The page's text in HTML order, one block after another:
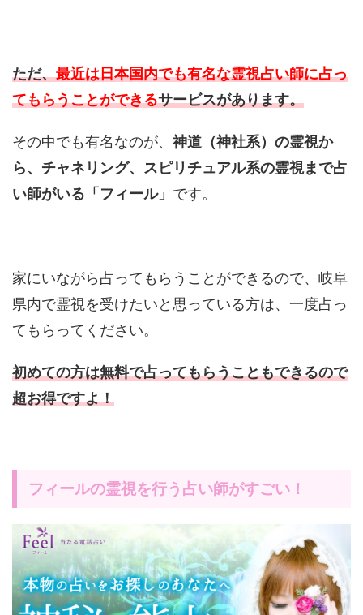
ただ、最近は日本国内でも有名な霊視占い師に占っ
てもらうことができるサービスがあります。
その中でも有名なのが、 神道（神社系）の霊視か
ら、チャネリング、スピリチュアル系の霊視まで占
い師がいる「フィール」 です。
家にいながら占ってもらうことができるので、岐阜
県内で霊視を受けたいと思っている方は、一度占っ
てもらってください。
初めての方は無料で占ってもらうこともできるので
超お得ですよ！
フィールの霊視を行う占い師がすごい！